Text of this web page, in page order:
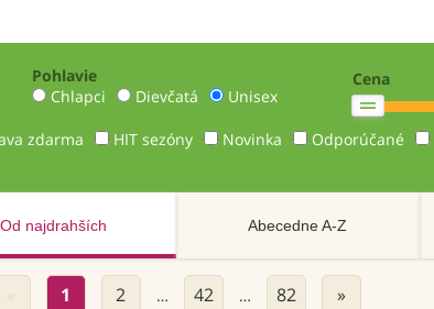
Pohlavie
Chlapci
Dievčatá Unisex
Cena
zdarma HIT sezóny Novinka Odporúčané
Od najdrahších Abecedne A-Z
1 2 … 42 … 82 »